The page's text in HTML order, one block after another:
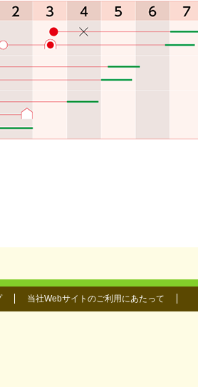
当社Webサイトのご利用にあたって